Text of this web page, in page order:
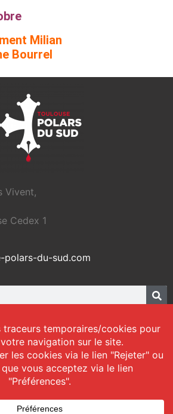
Milian
Bourrel
Vivent,
Cedex 1
polars-du-sud.com
du Sud | Tous droits
Mentions légales